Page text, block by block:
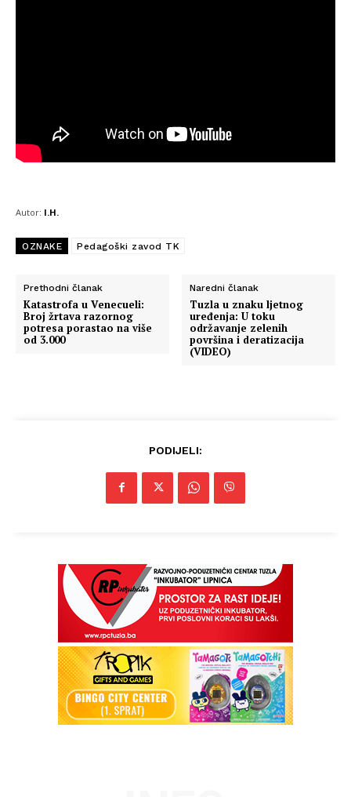
Autor: I.H.
OZNAKE Pedagoški zavod TK
Prethodni članak
Katastrofa u Venecueli:
Broj žrtava razornog
potresa porastao na više
od 3.000
Naredni članak
Tuzla u znaku ljetnog
uređenja: U toku
održavanje zelenih
površina i deratizacija
(VIDEO)
PODIJELI: